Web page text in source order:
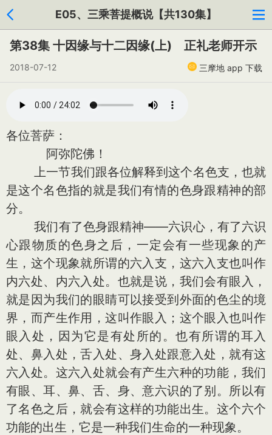
E05、三乘菩提概说【共130集】
第38集 十因缘与十二因缘(上) 正礼老师开示
2018-07-12 三摩地 app 下载
各位菩萨：
阿弥陀佛！
上一节我们跟各位解释到这个名色支，也就
是这个名色指的就是我们有情的色身跟精神的部
分。
我们有了色身跟精神——六识心，有了六识
心跟物质的色身之后，一定会有一些现象的产
生，这个现象就所谓的六入支，这六入支也叫作
内六处、内六入处。也就是说，我们会有眼入，
就是因为我们的眼睛可以接受到外面的色尘的境
界，而产生作用，这叫作眼入；这个眼入也叫作
眼入处，因为它是有处所的。也有所谓的耳入
处、鼻入处，舌入处、身入处跟意入处，就有这
六入处。这六入处就会有产生六种的功能，我们
有眼、耳、鼻、舌、身、意六识的了别。所以有
了名色之后，就会有这样的功能出生。这个六个
功能的出生，它是一种我们生命的一种现象。